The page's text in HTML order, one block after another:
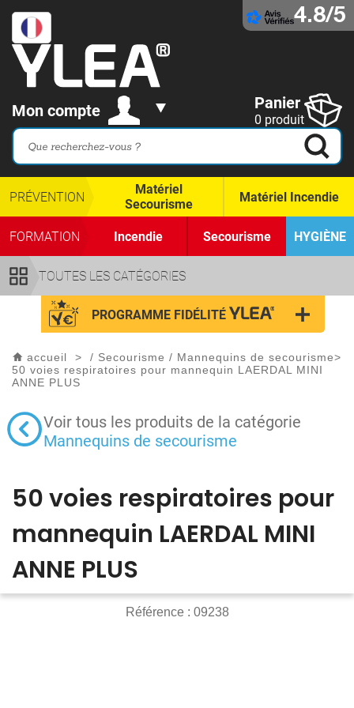
4.8/5
Mon compte Panier
0 produit
TOUTES LES CATÉGORIES
PRÉVENTION
Matériel
Secourisme
Matériel Incendie
FORMATION Incendie Secourisme HYGIÈNE
PROGRAMME FIDÉLITÉ
accueil > / Secourisme / Mannequins de secourisme>
50 voies respiratoires pour mannequin LAERDAL MINI
ANNE PLUS
Voir tous les produits de la catégorie
Mannequins de secourisme
50 voies respiratoires pour
mannequin LAERDAL MINI
ANNE PLUS
Référence : 09238